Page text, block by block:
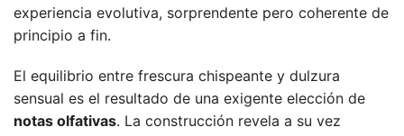
experiencia evolutiva, sorprendente pero coherente de
principio a fin.
El equilibrio entre frescura chispeante y dulzura
sensual es el resultado de una exigente elección de
notas olfativas. La construcción revela a su vez